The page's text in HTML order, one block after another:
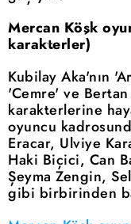
Mercan Köşk
karakterler)
Kubilay Aka'nın
'Cemre' ve
karakterlerine
oyuncu
Eracar, Ulviye
Haki Biçici, Can
Şeyma Zengin,
gibi birbirinden